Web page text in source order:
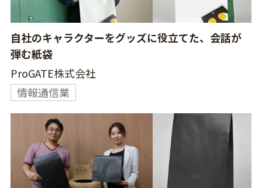
自社のキャラクターをグッズに役立てた、会話が
弾む紙袋
ProGATE株式会社
情報通信業